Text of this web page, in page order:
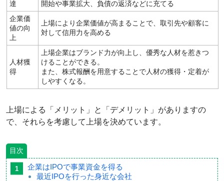
達
開始や事業拡大、負債の返済などに充てる
企業価
値の向
上
上場により企業価値が高まることで、取引先や顧客に
対して信用力を高める
人材獲
得
上場企業はブランド力が向上し、優秀な人材を惹きつ
けることができる。
また、株式報酬を用意することで人材の獲得・定着が
しやすくなる。
上場による「メリット」と「デメリット」がありますの
で、それらを考慮して上場を決めています。
目次
企業はIPOで事業資金を得る
最近IPOを行った身近な会社